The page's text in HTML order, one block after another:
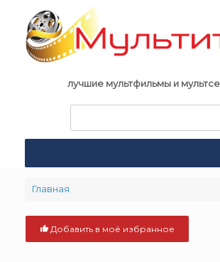
content
лучшие мультфильмы и
поиска:
Главная
Добавить в моё избранное